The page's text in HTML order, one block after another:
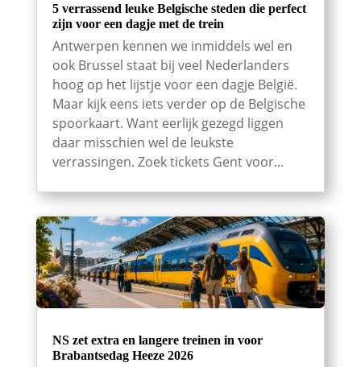
5 verrassend leuke Belgische steden die perfect
zijn voor een dagje met de trein
Antwerpen kennen we inmiddels wel en
ook Brussel staat bij veel Nederlanders
hoog op het lijstje voor een dagje België.
Maar kijk eens iets verder op de Belgische
spoorkaart. Want eerlijk gezegd liggen
daar misschien wel de leukste
verrassingen. Zoek tickets Gent voor...
NS zet extra en langere treinen in voor
Brabantsedag Heeze 2026